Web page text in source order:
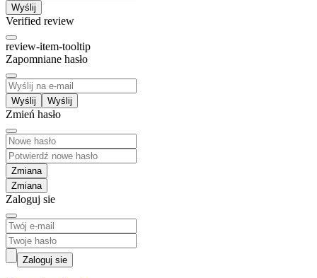
Wyślij
Verified review
review-item-tooltip
Zapomniane hasło
Wyślij
Zmień hasło
Zmiana
Zaloguj sie
Zaloguj sie